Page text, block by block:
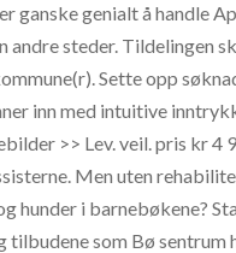
ganske genialt å handle
andre steder.
Sette opp
inn med intuitive
>> Lev. veil. pris kr 4
Men uten
hunder i barnebøkene?
som Bø sentrum